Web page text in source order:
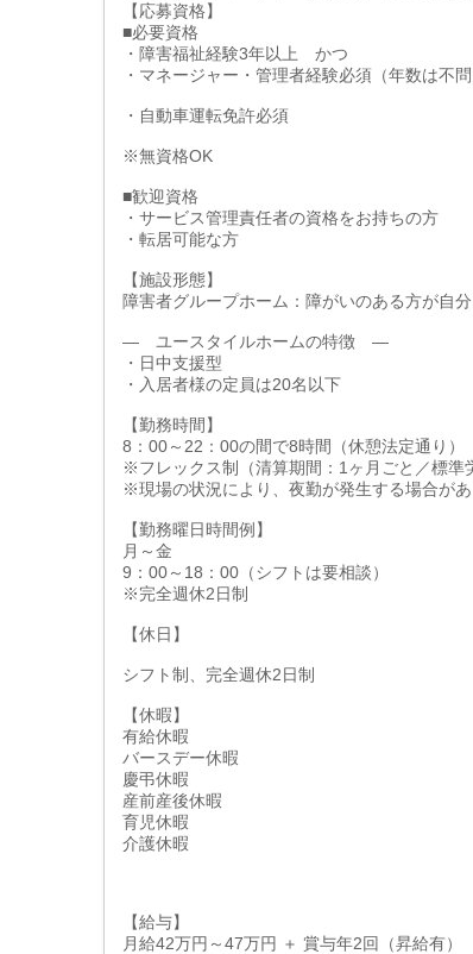
【応募資格】
■必要資格
・障害福祉経験3年以上 かつ
・マネージャー・管理者経験必須（年数は不問
・自動車運転免許必須
※無資格OK
■歓迎資格
・サービス管理責任者の資格をお持ちの方
・転居可能な方
【施設形態】
障害者グループホーム：障がいのある方が自
― ユースタイルホームの特徴 ―
・日中支援型
・入居者様の定員は20名以下
【勤務時間】
8：00～22：00の間で8時間（休憩法定通り）
※フレックス制（清算期間：1ヶ月ごと／標準
※現場の状況により、夜勤が発生する場合があ
【勤務曜日時間例】
月～金
9：00～18：00（シフトは要相談）
※完全週休2日制
【休日】
シフト制、完全週休2日制
【休暇】
有給休暇
バースデー休暇
慶弔休暇
産前産後休暇
育児休暇
介護休暇
【給与】
月給42万円～47万円 ＋ 賞与年2回（昇給有）